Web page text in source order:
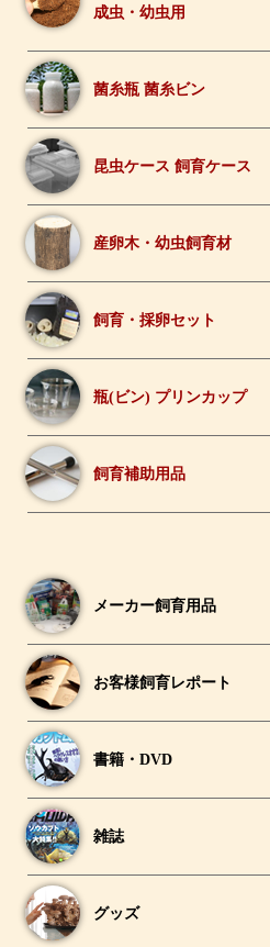
成虫・幼虫用
菌糸瓶 菌糸ビン
昆虫ケース 飼育ケース
産卵木・幼虫飼育材
飼育・採卵セット
瓶(ビン) プリンカップ
飼育補助用品
メーカー飼育用品
お客様飼育レポート
書籍・DVD
雑誌
グッズ